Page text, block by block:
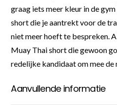
graag iets meer kleur in de
short die je aantrekt voor de
niet meer hoeft te bespreken.
Muay Thai short die gewoon
redelijke kandidaat om mee de
Aanvullende informatie